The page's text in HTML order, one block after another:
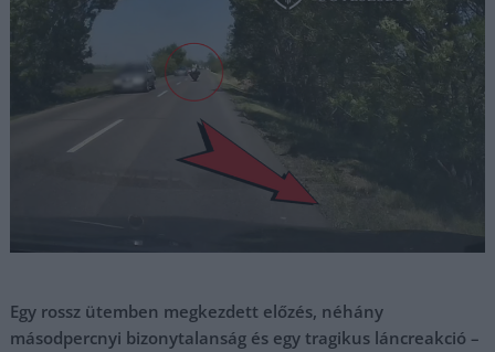
Egy rossz ütemben megkezdett előzés, néhány
másodpercnyi bizonytalanság és egy tragikus láncreakció –